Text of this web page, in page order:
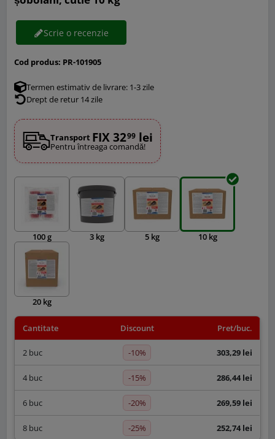
Scrie o recenzie
Cod produs: PR-101905
Termen estimativ de livrare: 1-3 zile
Drept de retur 14 zile
Transport FIX 3299 lei
Pentru întreaga comandă!
100 g 3 kg 5 kg 10 kg
20 kg
Cantitate Discount Pret/buc.
2 buc -10% 303,29 lei
4 buc -15% 286,44 lei
6 buc -20% 269,59 lei
8 buc -25% 252,74 lei